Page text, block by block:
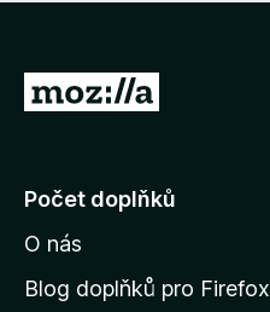
P
j
t
n
Počet doplňků
O nás
Blog doplňků pro Firefox